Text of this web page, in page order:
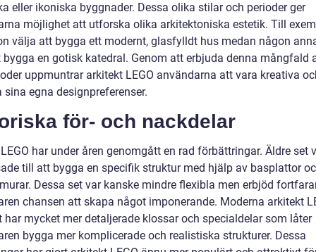
eller ikoniska byggnader. Dessa olika stilar och perioder ger
möjlighet att utforska olika arkitektoniska estetik. Till
välja att bygga ett modernt, glasfylldt hus medan någon
en gotisk katedral. Genom att erbjuda denna mångfald
uppmuntrar arkitekt LEGO användarna att vara kreativa
sina egna designpreferenser.
för- och nackdelar
har under åren genomgått en rad förbättringar. Äldre set
till att bygga en specifik struktur med hjälp av basplattor
Dessa set var kanske mindre flexibla men erbjöd
chansen att skapa något imponerande. Moderna arkitekt
har mycket mer detaljerade klossar och specialdelar som låter
bygga mer komplicerade och realistiska strukturer. Dessa